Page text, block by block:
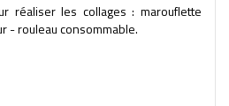
réaliser les collages : marouflette
- rouleau consommable.